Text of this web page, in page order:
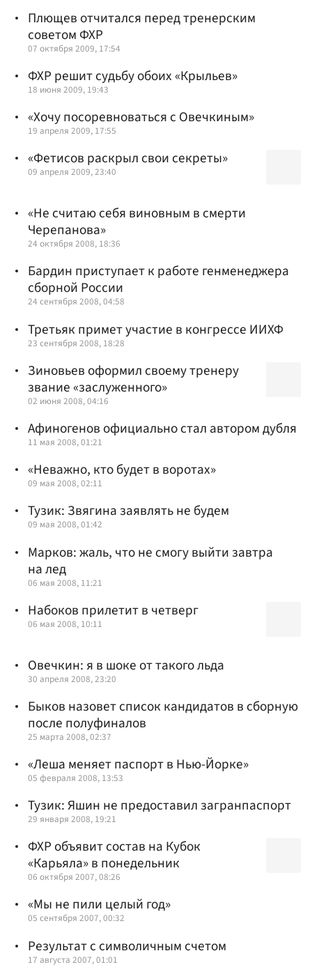
Плющев отчитался перед тренерским
советом ФХР
07 октября 2009, 17:54
ФХР решит судьбу обоих «Крыльев»
18 июня 2009, 19:43
«Хочу посоревноваться с Овечкиным»
19 апреля 2009, 17:55
«Фетисов раскрыл свои секреты»
09 апреля 2009, 23:40
«Не считаю себя виновным в смерти
Черепанова»
24 октября 2008, 18:36
Бардин приступает к работе генменеджера
сборной России
24 сентября 2008, 04:58
Третьяк примет участие в конгрессе ИИХФ
23 сентября 2008, 18:28
Зиновьев оформил своему тренеру
звание «заслуженного»
02 июня 2008, 04:16
Афиногенов официально стал автором дубля
11 мая 2008, 01:21
«Неважно, кто будет в воротах»
09 мая 2008, 02:11
Тузик: Звягина заявлять не будем
09 мая 2008, 01:42
Марков: жаль, что не смогу выйти завтра
на лед
06 мая 2008, 11:21
Набоков прилетит в четверг
06 мая 2008, 10:11
Овечкин: я в шоке от такого льда
30 апреля 2008, 23:20
Быков назовет список кандидатов в сборную
после полуфиналов
25 марта 2008, 02:37
«Леша меняет паспорт в Нью-Йорке»
05 февраля 2008, 13:53
Тузик: Яшин не предоставил загранпаспорт
29 января 2008, 19:21
ФХР объявит состав на Кубок
«Карьяла» в понедельник
06 октября 2007, 08:26
«Мы не пили целый год»
05 сентября 2007, 00:32
Результат с символичным счетом
17 августа 2007, 01:01